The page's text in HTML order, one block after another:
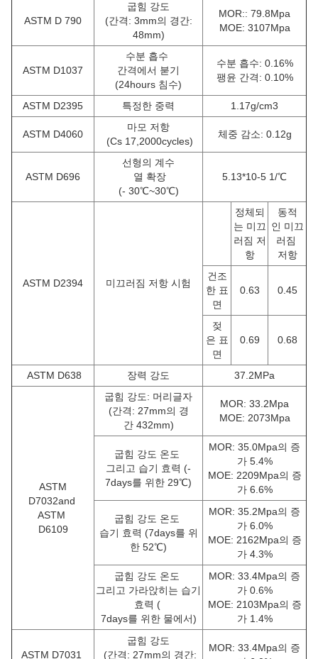
ASTM D 790
굽힘 강도
(간격: 3mm의 경간:
48mm)
MOR:: 79.8Mpa
MOE: 3107Mpa
ASTM D1037
수분 흡수
간격에서 붇기
(24hours 침수)
수분 흡수: 0.16%
팽윤 간격: 0.10%
ASTM D2395 특정한 중력 1.17g/cm3
ASTM D4060
마모 저항
(Cs 17,2000cycles)
체중 감소: 0.12g
ASTM D696
선형의 계수
열 확장
(- 30℃~30℃)
5.13*10-5 1/℃
ASTM D2394 미끄러짐 저항 시험
정체되
는 미끄
러짐 저
항
동적
인 미끄
러짐
저항
건조
한 표
면
0.63 0.45
젖
은 표
면
0.69 0.68
ASTM D638 장력 강도 37.2MPa
ASTM
D7032and
ASTM
D6109
굽힘 강도: 머리글자
(간격: 27mm의 경
간 432mm)
MOR: 33.2Mpa
MOE: 2073Mpa
굽힘 강도 온도
그리고 습기 효력 (-
7days를 위한 29℃)
MOR: 35.0Mpa의 증
가 5.4%
MOE: 2209Mpa의 증
가 6.6%
굽힘 강도 온도
습기 효력 (7days를 위
한 52℃)
MOR: 35.2Mpa의 증
가 6.0%
MOE: 2162Mpa의 증
가 4.3%
굽힘 강도 온도
그리고 가라앉히는 습기
효력 (
7days를 위한 물에서)
MOR: 33.4Mpa의 증
가 0.6%
MOE: 2103Mpa의 증
가 1.4%
ASTM D7031
굽힘 강도
(간격: 27mm의 경간:
MOR: 33.4Mpa의 증